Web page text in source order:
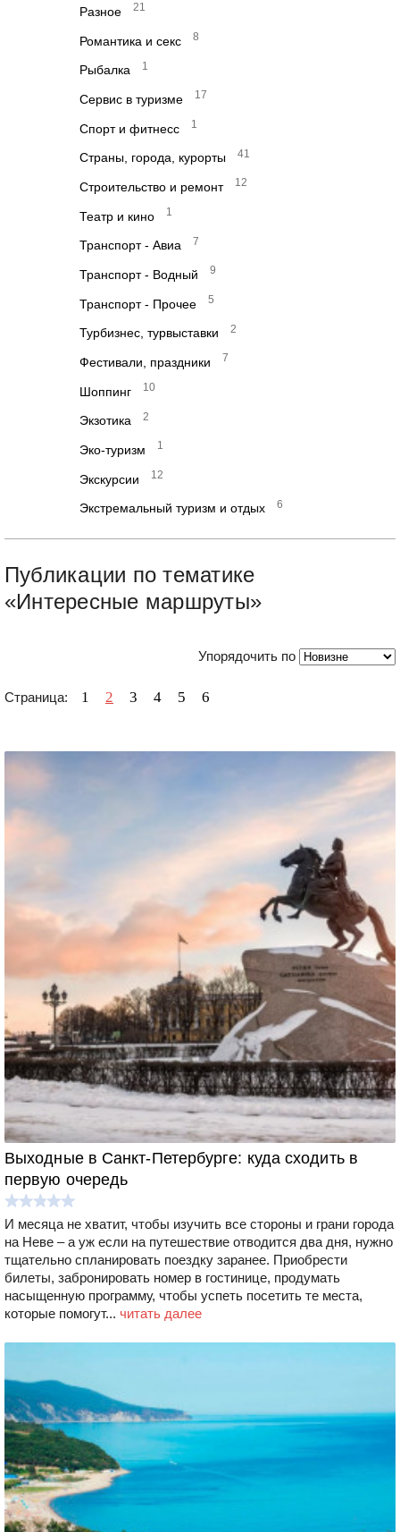
Разное 21
Романтика и секс 8
Рыбалка 1
Сервис в туризме 17
Спорт и фитнесс 1
Страны, города, курорты 41
Строительство и ремонт 12
Театр и кино 1
Транспорт - Авиа 7
Транспорт - Водный 9
Транспорт - Прочее 5
Турбизнес, турвыставки 2
Фестивали, праздники 7
Шоппинг 10
Экзотика 2
Эко-туризм 1
Экскурсии 12
Экстремальный туризм и отдых 6
Публикации по тематике
«Интересные маршруты»
Упорядочить по
Страница: 1 2 3 4 5 6
Выходные в Санкт-Петербурге: куда сходить в
первую очередь
И месяца не хватит, чтобы изучить все стороны и грани города
на Неве – а уж если на путешествие отводится два дня, нужно
тщательно спланировать поездку заранее. Приобрести
билеты, забронировать номер в гостинице, продумать
насыщенную программу, чтобы успеть посетить те места,
которые помогут... читать далее